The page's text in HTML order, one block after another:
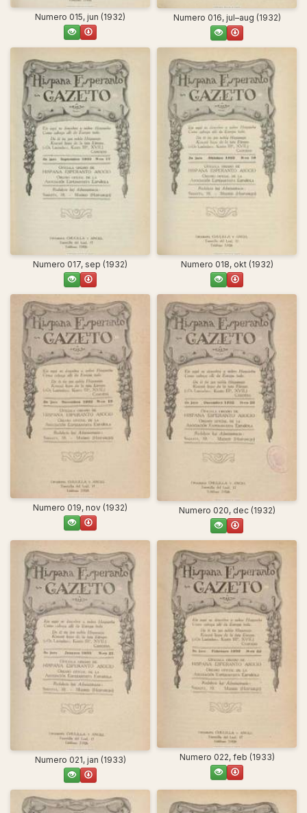
Numero 015, jun (1932) Numero 016, jul–aug (1932)
Numero 017, sep (1932) Numero 018, okt (1932)
Numero 019, nov (1932) Numero 020, dec (1932)
Numero 021, jan (1933) Numero 022, feb (1933)